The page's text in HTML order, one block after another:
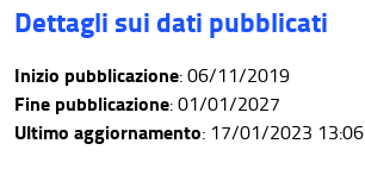
Dettagli sui dati pubblicati
Inizio pubblicazione: 06/11/2019
Fine pubblicazione: 01/01/2027
Ultimo aggiornamento: 17/01/2023 13:06